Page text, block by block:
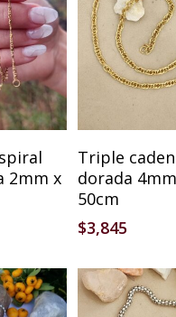
Al Carrito
2mm x
Añadir Al
Triple
dorada
50cm
$3,845